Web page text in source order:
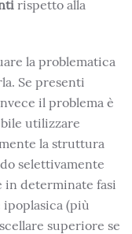
rispetto alla
la problematica
Se presenti
il problema è
utilizzare
la struttura
selettivamente
in determinate fasi
ipoplasica (più
superiore se